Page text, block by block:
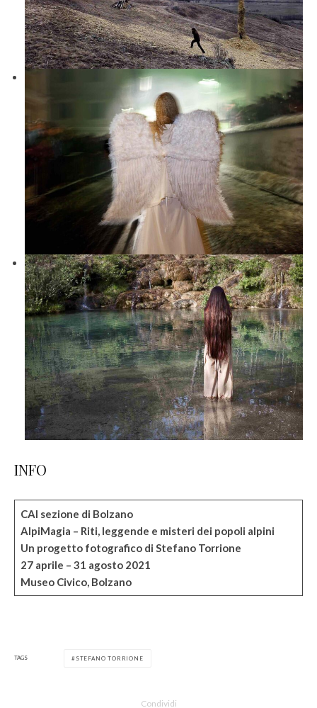
INFO
CAI sezione di Bolzano
AlpiMagia – Riti, leggende e misteri dei popoli alpini
Un progetto fotografico di Stefano Torrione
27 aprile – 31 agosto 2021
Museo Civico, Bolzano
TAGS STEFANO TORRIONE
Condividi